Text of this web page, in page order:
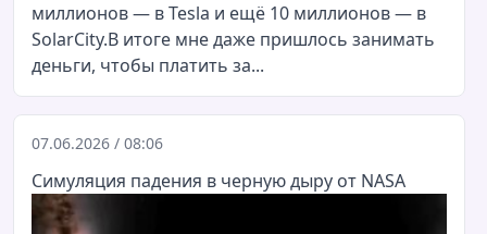
миллионов — в Tesla и ещё 10 миллионов — в
SolarCity.В итоге мне даже пришлось занимать
деньги, чтобы платить за...
07.06.2026 / 08:06
Симуляция падения в черную дыру от NASA